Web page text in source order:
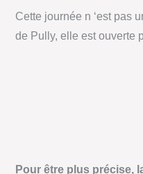
Cette journée n ‘est pas
de Pully, elle est ouverte
Pour être plus précise,